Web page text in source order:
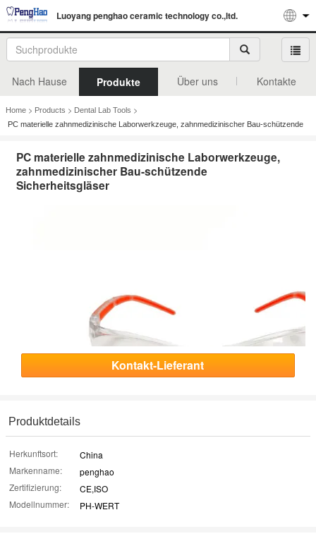
Luoyang penghao ceramic technology co.,ltd.
Nach Hause Produkte Über uns Kontakte
Home > Products > Dental Lab Tools >
PC materielle zahnmedizinische Laborwerkzeuge, zahnmedizinischer Bau-schützende
PC materielle zahnmedizinische Laborwerkzeuge,
zahnmedizinischer Bau-schützende
Sicherheitsgläser
Kontakt-Lieferant
Produktdetails
Herkunftsort:
China
Markenname:
penghao
Zertifizierung:
CE,ISO
Modellnummer:
PH-WERT